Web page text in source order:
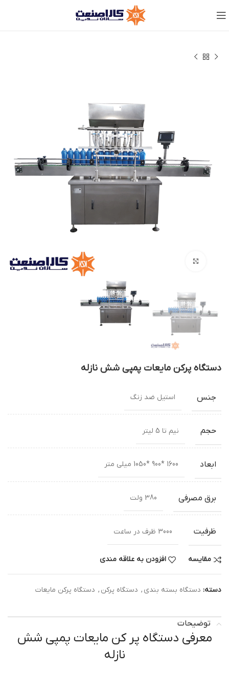
دستگاه پرکن مایعات پمپی شش نازله
جنس استیل ضد زنگ
حجم نیم تا 5 لیتر
ابعاد 1600 *900 *1050 میلی متر
برق مصرفی 380 ولت
ظرفیت 3000 ظرف در ساعت
مقایسه افزودن به علاقه مندی
دسته: دستگاه بسته بندی , دستگاه پرکن , دستگاه پرکن مایعات
توضیحات
معرفی دستگاه پر کن مایعات پمپی شش
نازله